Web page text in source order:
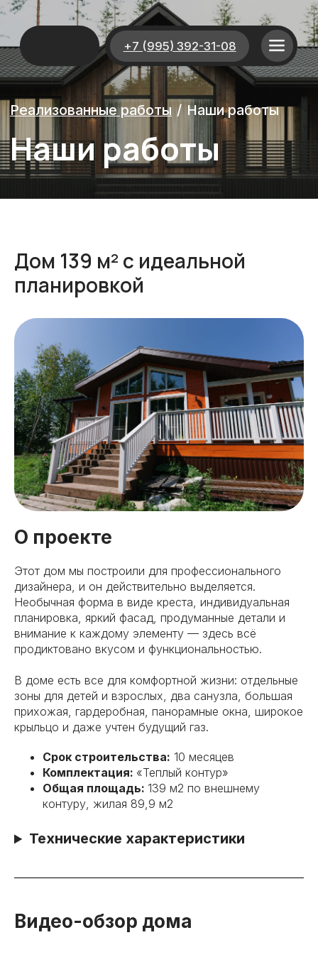
+7 (995) 392-31-08
Наши работы
Наши работы
/
Реализованные работы
Дом 139 м² с идеальной
планировкой
О проекте
Этот дом мы построили для профессионального
дизайнера, и он действительно выделяется.
Необычная форма в виде креста, индивидуальная
планировка, яркий фасад, продуманные детали и
внимание к каждому элементу — здесь всё
продиктовано вкусом и функциональностью.
В доме есть все для комфортной жизни: отдельные
зоны для детей и взрослых, два санузла, большая
прихожая, гардеробная, панорамные окна, широкое
крыльцо и даже учтен будущий газ.
Срок строительства: 10 месяцев
Комплектация: «Теплый контур»
Общая площадь: 139 м2 по внешнему
контуру, жилая 89,9 м2
Технические характеристики
Видео-обзор дома